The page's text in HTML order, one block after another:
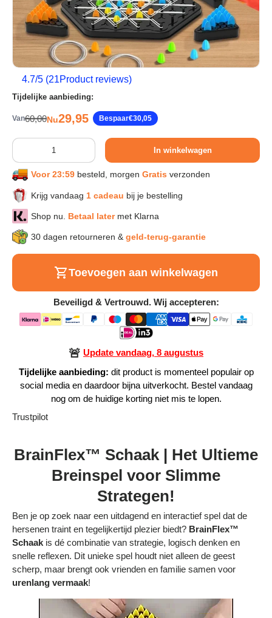
Sport & Herstel
Wonen & Interieur
Kids & Speelgoed
Huisdieren
Huishouden & Schoonmaak
Keuken & Koken
Alle collecties
Volg je bestelling
Blogs
Contact
Over ons
Alle categorieën
Bestelling volgen
Vacatures bij Middo
Veelgestelde vragen
4.7/5 (21Product reviews)
Tijdelijke aanbieding:
VanReguliere prijs
60,00Verkoopprijs
Nu29,95 Bespaar€30,05
Aantal
In winkelwagen
Voor 23:59 besteld, morgen Gratis verzonden
Krijg vandaag 1 cadeau bij je bestelling
Shop nu. Betaal latermet Klarna
30 dagen retourneren & geld-terug-garantie
Toevoegen aan winkelwagen
Beveiligd & Vertrouwd. Wij accepteren:
🚨 Update vandaag, 8 augustus
Tijdelijke aanbieding: dit product is momenteel populair op
social media en daardoor bijna uitverkocht. Bestel vandaag
nog om de huidige korting niet mis te lopen.
Trustpilot
BrainFlex™ Schaak | Het Ultieme
Breinspel voor Slimme
Strategen!
Ben je op zoek naar een uitdagend en interactief spel dat de
hersenen traint en tegelijkertijd plezier biedt? BrainFlex™
Schaak is dé combinatie van strategie, logisch denken en
snelle reflexen. Dit unieke spel houdt niet alleen de geest
scherp, maar brengt ook vrienden en familie samen voor
urenlang vermaak!